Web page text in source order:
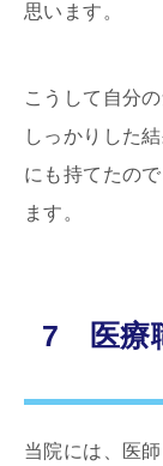
思います。
こうして自分
しっかりした
にも持てたの
ます。
7 医療
当院には、医